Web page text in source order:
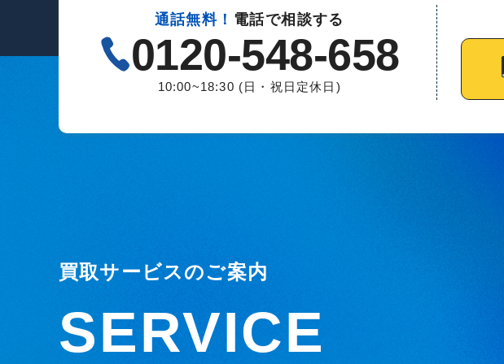
通話無料！ 電話で相談する
0120-548-658
10:00~18:30 (日・祝日定休日)
買取サービスのご案内
SERVICE